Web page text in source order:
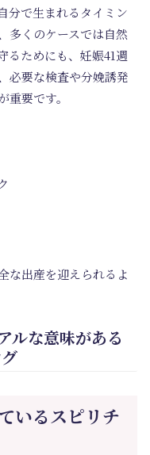
分で生まれるタイミン
多くのケースでは自然
るためにも、妊娠41週
必要な検査や分娩誘発
要です。
な出産を迎えられるよ
ルな意味がある
いるスピリチ